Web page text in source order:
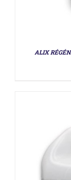
ALIX